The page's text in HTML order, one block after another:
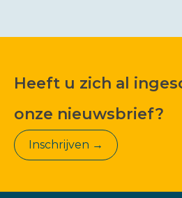
Heeft u zich al
onze nieuwsbrief?
Inschrijven →